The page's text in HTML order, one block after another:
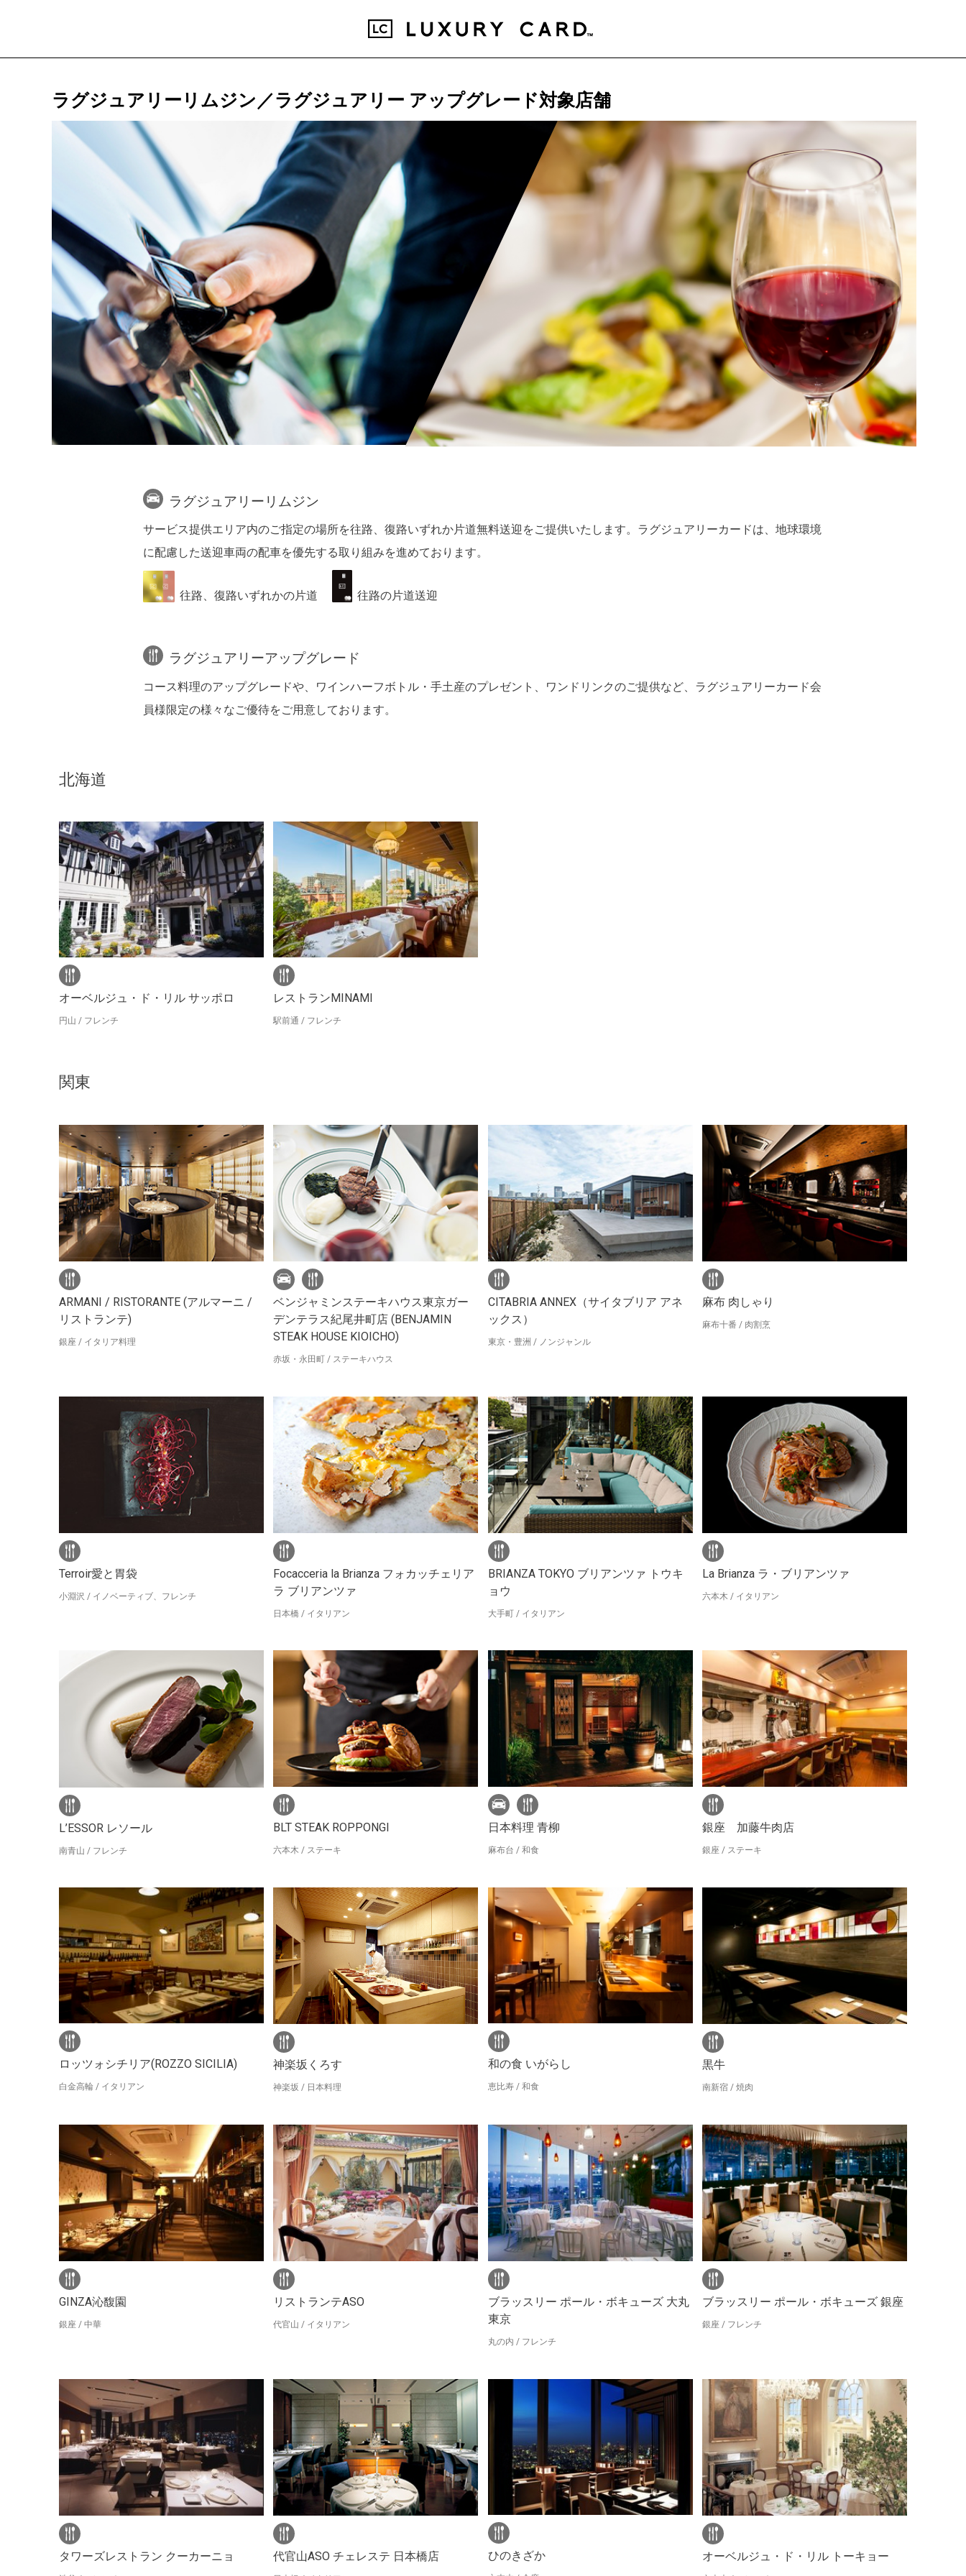
ラグジュアリーリムジン／ラグジュアリー アップグレード対象店舗
ラグジュアリーリムジン
サービス提供エリア内のご指定の場所を往路、復路いずれか片道無料送迎をご提供いたします。ラグジュアリーカードは、地球環境
に配慮した送迎車両の配車を優先する取り組みを進めております。
往路、復路いずれかの片道 往路の片道送迎
ラグジュアリーアップグレード
コース料理のアップグレードや、ワインハーフボトル・手土産のプレゼント、ワンドリンクのご提供など、ラグジュアリーカード会
員様限定の様々なご優待をご用意しております。
北海道
オーベルジュ・ド・リル サッポロ
円山 / フレンチ
レストランMINAMI
駅前通 / フレンチ
関東
ARMANI / RISTORANTE (アルマーニ /
リストランテ)
銀座 / イタリア料理
ベンジャミンステーキハウス東京ガー
デンテラス紀尾井町店 (BENJAMIN
STEAK HOUSE KIOICHO)
赤坂・永田町 / ステーキハウス
CITABRIA ANNEX（サイタブリア アネ
ックス）
東京・豊洲 / ノンジャンル
麻布 肉しゃり
麻布十番 / 肉割烹
Terroir愛と胃袋
小淵沢 / イノベーティブ、フレンチ
Focacceria la Brianza フォカッチェリア
ラ ブリアンツァ
日本橋 / イタリアン
BRIANZA TOKYO ブリアンツァ トウキ
ョウ
大手町 / イタリアン
La Brianza ラ・ブリアンツァ
六本木 / イタリアン
L’ESSOR レソール
南青山 / フレンチ
BLT STEAK ROPPONGI
六本木 / ステーキ
日本料理 青柳
麻布台 / 和食
銀座 加藤牛肉店
銀座 / ステーキ
ロッツォシチリア(ROZZO SICILIA)
白金高輪 / イタリアン
神楽坂くろす
神楽坂 / 日本料理
和の食 いがらし
恵比寿 / 和食
黒牛
南新宿 / 焼肉
GINZA沁馥園
銀座 / 中華
リストランテASO
代官山 / イタリアン
ブラッスリー ポール・ボキューズ 大丸
東京
丸の内 / フレンチ
ブラッスリー ポール・ボキューズ 銀座
銀座 / フレンチ
タワーズレストラン クーカーニョ 代官山ASO チェレステ 日本橋店 ひのきざか オーベルジュ・ド・リル トーキョー